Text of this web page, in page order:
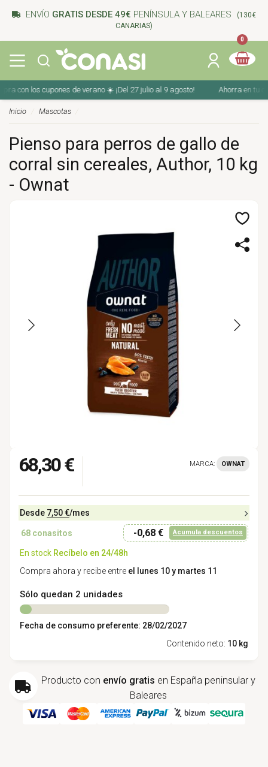
ENVÍO GRATIS DESDE 49€ PENÍNSULA Y BALEARES
(130€
CANARIAS)
0
con los cupones de verano ☀️ ¡Del 27 julio al 9 agosto! Ahorra en tu
Inicio Mascotas
Pienso para perros de gallo de
corral sin cereales, Author, 10 kg
- Ownat
68,30 € MARCA: OWNAT
Desde 7,50 €/mes
68 conasitos -0,68 € Acumula descuentos
En stock Recíbelo en 24/48h
Compra ahora y recibe entre el lunes 10 y martes 11
Sólo quedan 2 unidades
Fecha de consumo preferente: 28/02/2027
Contenido neto: 10 kg
Producto con envío gratis en España peninsular y
Baleares